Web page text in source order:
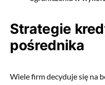
Strategie
pośrednika
Wiele firm decyduje się na